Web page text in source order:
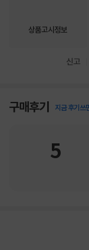
상품고시정보
신고
구매후기 지금 후기쓰
5